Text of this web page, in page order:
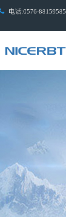
电话:0576-88159585